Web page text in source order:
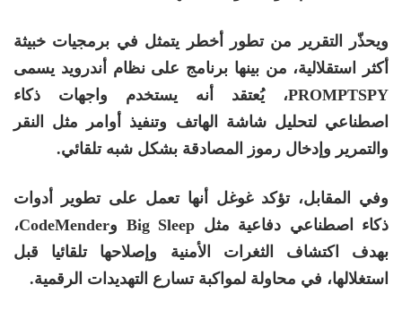
ويحذّر التقرير من تطور أخطر يتمثل في برمجيات خبيثة
أكثر استقلالية، من بينها برنامج على نظام أندرويد يسمى
PROMPTSPY، يُعتقد أنه يستخدم واجهات ذكاء
اصطناعي لتحليل شاشة الهاتف وتنفيذ أوامر مثل النقر
والتمرير وإدخال رموز المصادقة بشكل شبه تلقائي.
وفي المقابل، تؤكد غوغل أنها تعمل على تطوير أدوات
ذكاء اصطناعي دفاعية مثل Big Sleep وCodeMender،
بهدف اكتشاف الثغرات الأمنية وإصلاحها تلقائيا قبل
استغلالها، في محاولة لمواكبة تسارع التهديدات الرقمية.